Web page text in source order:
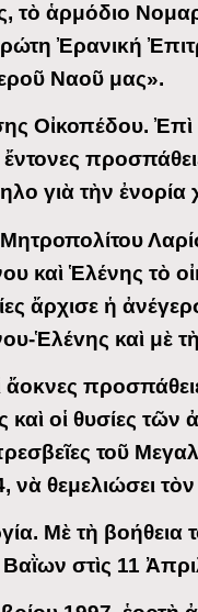
ἁρμόδιο
Ἐρανική
Ναοῦ μας».
Οἰκοπέδου. Ἐπὶ
γιὰ τὴν
Ἑλένης τὸ
ἄρχισε ἡ
Ἑλέvης καὶ μὲ
οἱ θυσίες
τοῦ
νὰ θεμελιώσει
Μὲ τὴ βοήθεια
στὶς 11